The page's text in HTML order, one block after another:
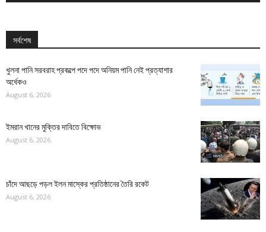
সর্বশেষ
খুলনা পানি সরবরাহ প্রকল্পে পদে পদে অনিয়ম পানি নেই প্রত্যাশার
অর্ধেকও
August 6, 2026
ইমরান খানের মুক্তির দাবিতে বিক্ষোভ
August 6, 2026
চাঁদে আছড়ে পড়ল ইলন মাস্কের প্রতিষ্ঠানের তৈরি রকেট
August 6, 2026